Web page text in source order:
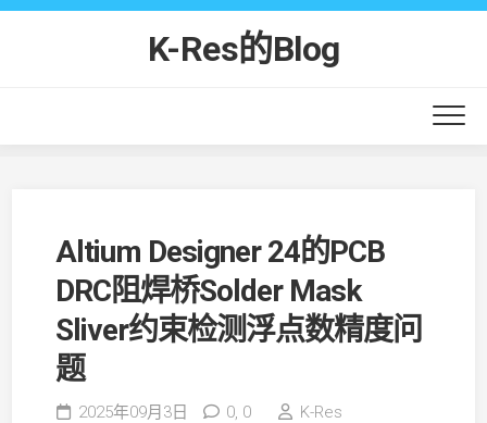
Skip
K-Res的Blog
Altium Designer 24的PCB
DRC阻焊桥Solder Mask
Sliver约束检测浮点数精度问
题
2025年09月3日 0, 0
K-Res